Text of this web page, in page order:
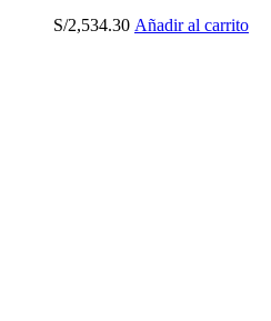
S/2,534.30 Añadir al carrito